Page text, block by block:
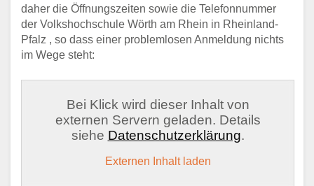
daher die Öffnungszeiten sowie die Telefonnummer
der Volkshochschule Wörth am Rhein in Rheinland-
Pfalz , so dass einer problemlosen Anmeldung nichts
im Wege steht:
Bei Klick wird dieser Inhalt von
externen Servern geladen. Details
siehe Datenschutzerklärung.
Externen Inhalt laden